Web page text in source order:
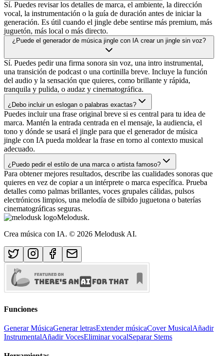
Sí. Puedes revisar los detalles de marca, el ambiente, la dirección
vocal, la instrumentación o la guía de duración antes de iniciar la
generación. Es útil cuando el jingle debe sentirse más premium, más
juguetón, más local o más directo.
¿Puede el generador de música jingle con IA crear un jingle sin voz?
Sí. Puedes pedir una firma sonora sin voz, una intro instrumental,
una transición de podcast o una cortinilla breve. Incluye la función
del audio y la sensación que quieres, como brillante y rápida,
tranquila y pulida, o audaz y cinematográfica.
¿Debo incluir un eslogan o palabras exactas?
Puedes incluir una frase original breve si es central para tu idea de
marca. Mantén la entrada centrada en el mensaje, la audiencia, el
tono y dónde se usará el jingle para que el generador de música
jingle con IA pueda moldear la frase en torno al contexto musical
adecuado.
¿Puedo pedir el estilo de una marca o artista famoso?
Para obtener mejores resultados, describe las cualidades sonoras que
quieres en vez de copiar a un intérprete o marca específica. Prueba
detalles como palmas brillantes, voces grupales cálidas, pulsos
electrónicos limpios, una melodía de silbido juguetona o baterías
cinematográficas seguras.
Melodusk.
Crea música con IA. © 2026 Melodusk AI.
Funciones
Generar MúsicaGenerar letrasExtender músicaCover MusicalAñadir
InstrumentalAñadir VocesEliminar vocalSeparar Stems